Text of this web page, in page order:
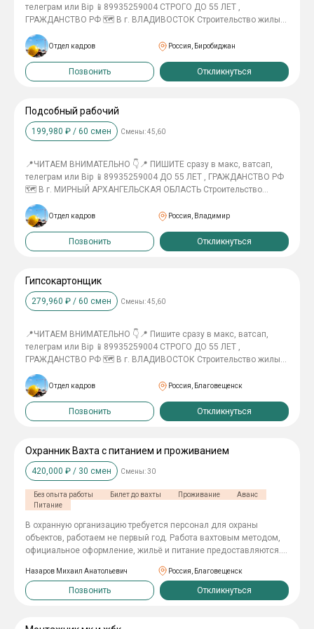
телеграм или Bip 📱89935259004 СТРОГО ДО 55 ЛЕТ ,
ГРАЖДАНСТВО РФ 🗺 В г. ВЛАДИВОСТОК Строительство жилых
домов ________________ В А Х Т А 45/15, 60/30 ________________
👷‍♂️ПЛИТОЧНИК 180тр в месяц 👷‍♂️ЭЛЕКТРОМОНТАЖНИК(
слаботочка) 150тр в месяц 👷‍♂️ГИПСОКАРТОНЩИК 140тр в месяц
👷‍♂️ПОДСОБНЫЙ РАБОЧИЙ 110тр в месяц 👷‍♂️МОНТАЖНИК МК И
ЖБК 140тр в месяц 👷‍♂️СВАРЩИК МК И ТРУБЫ 180тр в месяц
_________________ Проживание в общежитии 2х разовое питание
Спец одежду выдаем Билет купим Трудоустройство
официальное __________________ ПРОВЕРКА СЛУЖБЫ
Отдел кадров Россия, Биробиджан
Позвонить Откликнуться
Подсобный рабочий
199,980 ₽ / 60 смен Смены:45,60
📍ЧИТАЕМ ВНИМАТЕЛЬНО 👇📍 ПИШИТЕ сразу в макс, ватсап,
телеграм или Bip 📱89935259004 ДО 55 ЛЕТ , ГРАЖДАНСТВО РФ
🗺 В г. МИРНЫЙ АРХАНГЕЛЬСКАЯ ОБЛАСТЬ Строительство
жилых домов и сооружений 💰 зп 100тр в месяц ________________ В
А Х Т А 45/15, 60/30 _________________ Проживание 2х разовое
питание Спец одежду выдаем Билет купим Трудоустройство
официальное __________________ ❗Нужна справка об отсутствии
судимости ❗
Отдел кадров Россия, Владимир
Позвонить Откликнуться
Гипсокартонщик
279,960 ₽ / 60 смен Смены:45,60
📍ЧИТАЕМ ВНИМАТЕЛЬНО 👇📍 Пишите сразу в макс, ватсап,
телеграм или Bip 📱89935259004 СТРОГО ДО 55 ЛЕТ ,
ГРАЖДАНСТВО РФ 🗺 В г. ВЛАДИВОСТОК Строительство жилых
домов ________________ В А Х Т А 45/15, 60/30 ________________
👷‍♂️ПЛИТОЧНИК-ОТДЕЛОЧНИК 180тр в месяц 👷‍♂️ЭЛЕКТРИК
(прокладка кабеля ) 150тр в месяц 👷‍♂️ГИПСОКАРТОНЩИК 140тр в
месяц 👷‍♂️СЛЕСАРЬ САНТЕХНИК 150тр в месяц _________________
Проживание в общежитии 2х разовое питание Спец одежду
__________________ ПРОВЕРКА СЛУЖБЫ БЕЗОПАСНОСТИ!
Отдел кадров Россия, Благовещенск
Позвонить Откликнуться
Охранник Вахта с питанием и проживанием
420,000 ₽ / 30 смен Смены:30
Без опыта работы Билет до вахты Проживание
Аванс
Питание
В охранную организацию требуется персонал для охраны
объектов, работаем не первый год. Работа вахтовым методом,
официальное оформление, жильё и питание предоставляются.
смены или по 12 часов; - Комфортное жильё, питание, форма -
бесплатно; - Выплаты без задержек, авансы; - Проезд за счет
организации Требования: Физическая выносливость,
Объекты находятся на территории южных регионов, в т.ч. вблизи
Назаров Михаил Анатольевич Россия, Благовещенск
Позвонить Откликнуться